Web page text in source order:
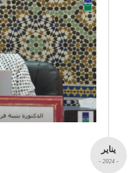
يناير
- 2024 -